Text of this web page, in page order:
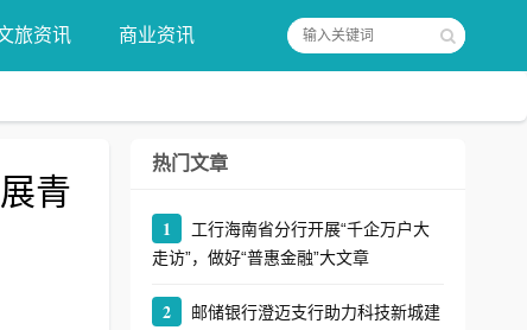
旅资讯 商业资讯
青
热门文章
1
工行海南省分行开展“千企万户大
走访”，做好“普惠金融”大文章
2
邮储银行澄迈支行助力科技新城建